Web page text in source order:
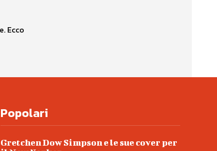
Ecco
Popolari
Gretchen Dow Simpson e le sue cover per